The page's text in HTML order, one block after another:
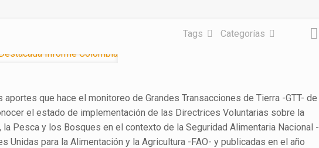
Categorías
Tags
que hace el monitoreo de Grandes Transacciones de Tierra -GTT- de
el estado de implementación de las Directrices Voluntarias sobre la
Pesca y los Bosques en el contexto de la Seguridad Alimentaria Nacional -
Unidas para la Alimentación y la Agricultura -FAO- y publicadas en el año